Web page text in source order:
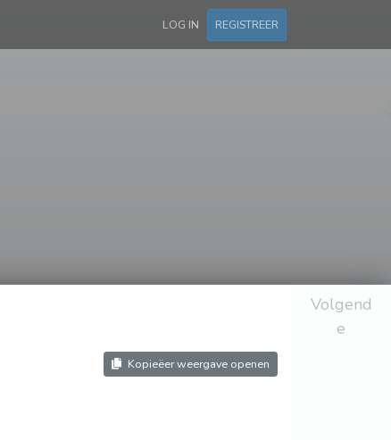
LOG IN REGISTREER
Kopieëer weergave openen
Volgend
e